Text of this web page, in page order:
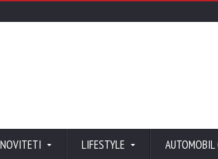
NOVITETI LIFESTYLE AUTOMOBIL